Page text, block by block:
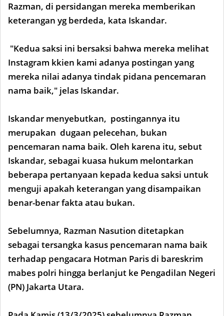
Razman, di persidangan mereka memberikan
keterangan yg berdeda, kata Iskandar.
"Kedua saksi ini bersaksi bahwa mereka melihat
Instagram kkien kami adanya postingan yang
mereka nilai adanya tindak pidana pencemaran
nama baik," jelas Iskandar.
Iskandar menyebutkan, postingannya itu
merupakan dugaan pelecehan, bukan
pencemaran nama baik. Oleh karena itu, sebut
Iskandar, sebagai kuasa hukum melontarkan
beberapa pertanyaan kepada kedua saksi untuk
menguji apakah keterangan yang disampaikan
benar-benar fakta atau bukan.
Sebelumnya, Razman Nasution ditetapkan
sebagai tersangka kasus pencemaran nama baik
terhadap pengacara Hotman Paris di bareskrim
mabes polri hingga berlanjut ke Pengadilan Negeri
(PN) Jakarta Utara.